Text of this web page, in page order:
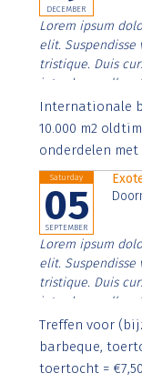
DECEMBER
Lorem ipsum
elit.
tristique. Duis
interdum nulla,
Aenean faucibus
imperdiet. Nunc
Internationale
10.000 m2
onderdelen met
Saturday
05
SEPTEMBER
Lorem ipsum
elit.
tristique. Duis
interdum nulla,
Aenean faucibus
imperdiet. Nunc
Treffen voor
barbeque,
toertocht =